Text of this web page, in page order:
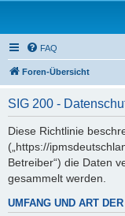
FAQ
Foren-Übersicht
SIG 200 -
Diese Richtlinie
(„https://
Betreiber“) die Daten
gesammelt werden.
UMFANG UND ART